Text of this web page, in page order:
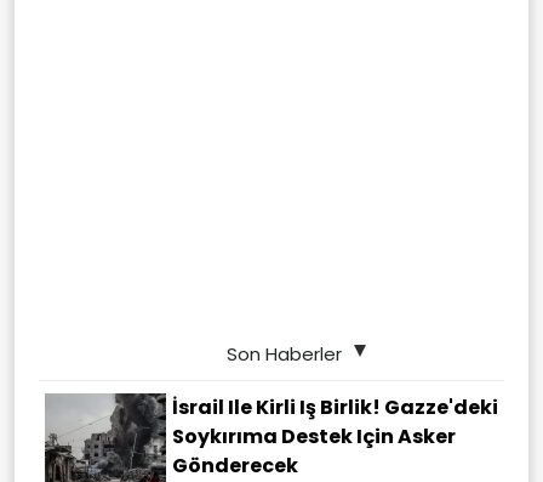
Son Haberler
İsrail Ile Kirli Iş Birlik! Gazze'deki
Soykırıma Destek Için Asker
Gönderecek